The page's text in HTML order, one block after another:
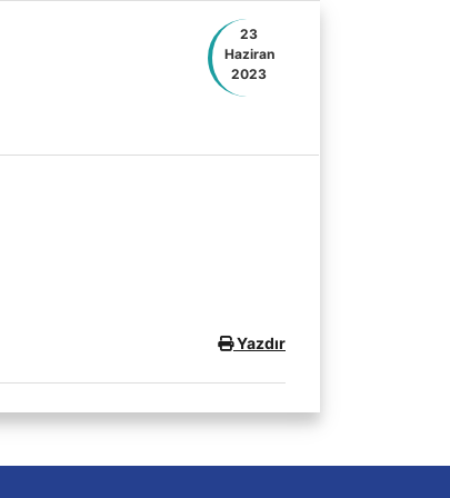
23
Haziran
2023
Yazdır